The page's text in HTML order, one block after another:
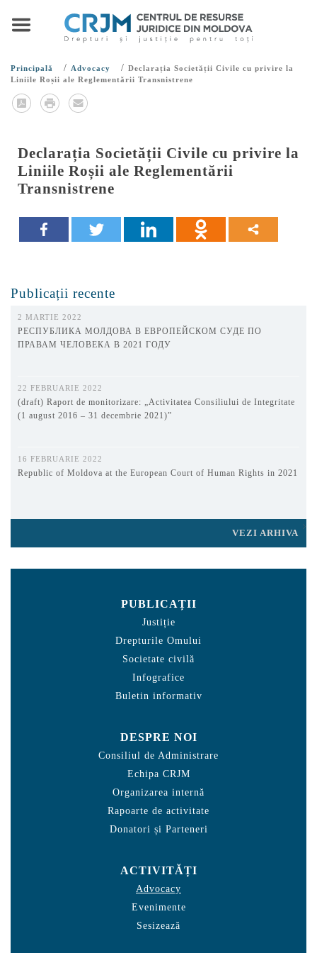
Principală / Advocacy / Declarația Societății Civile cu privire la
Liniile Roșii ale Reglementării Transnistrene
Declarația Societății Civile cu privire la
Liniile Roșii ale Reglementării
Transnistrene
Publicații recente
2 MARTIE 2022
РЕСПУБЛИКА МОЛДОВА В ЕВРОПЕЙСКОМ СУДЕ ПО
ПРАВАМ ЧЕЛОВЕКА В 2021 ГОДУ
22 FEBRUARIE 2022
(draft) Raport de monitorizare: „Activitatea Consiliului de Integritate
(1 august 2016 – 31 decembrie 2021)”
16 FEBRUARIE 2022
Republic of Moldova at the European Court of Human Rights in 2021
VEZI ARHIVA
PUBLICAȚII
Justiție
Drepturile Omului
Societate civilă
Infografice
Buletin informativ
DESPRE NOI
Consiliul de Administrare
Echipa CRJM
Organizarea internă
Rapoarte de activitate
Donatori și Parteneri
ACTIVITĂȚI
Advocacy
Evenimente
Sesizează